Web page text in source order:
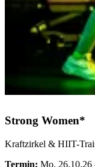
Strong Women*
Kraftzirkel & HIIT-
Termin: Mo, 26.10.26